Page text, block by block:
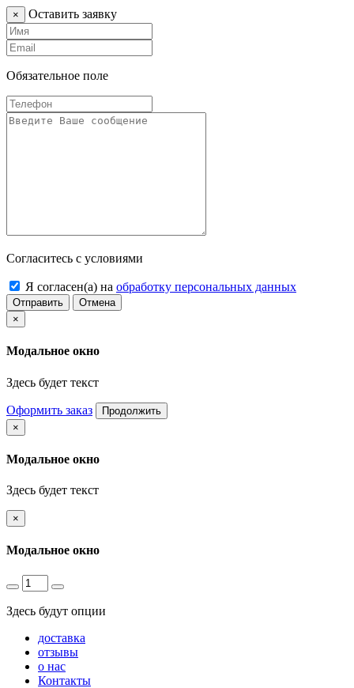
× Оставить заявку
Обязательное поле
Согласитесь с условиями
Я согласен(а) на обработку персональных данных
Отправить
Отмена
×
Модальное окно
Здесь будет текст
Оформить заказ
Продолжить
×
Модальное окно
Здесь будет текст
×
Модальное окно
Здесь будут опции
доставка
отзывы
о нас
Контакты